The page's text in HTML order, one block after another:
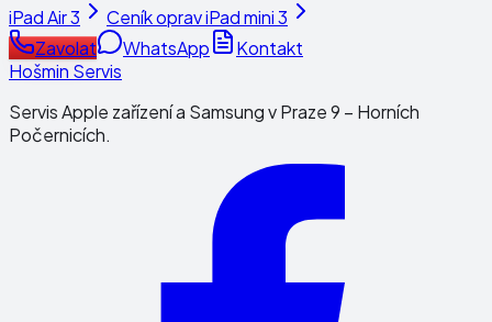
iPad Air 3
Ceník opraviPad mini 3
Zavolat
WhatsApp
Kontakt
Hošmin Servis
Servis Apple zařízení a Samsung v Praze 9 – Horních
Počernicích.